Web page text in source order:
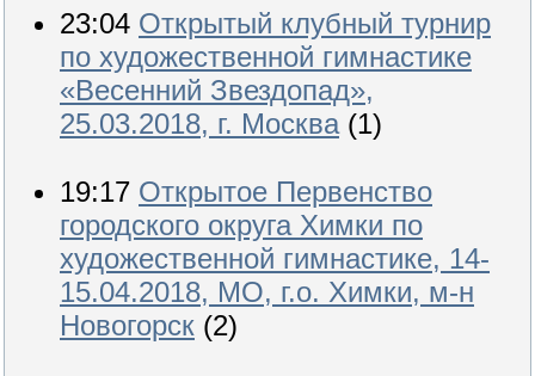
23:04 Открытый клубный турнир
по художественной гимнастике
«Весенний Звездопад»,
25.03.2018, г. Москва (1)
19:17 Открытое Первенство
городского округа Химки по
художественной гимнастике, 14-
15.04.2018, МО, г.о. Химки, м-н
Новогорск (2)